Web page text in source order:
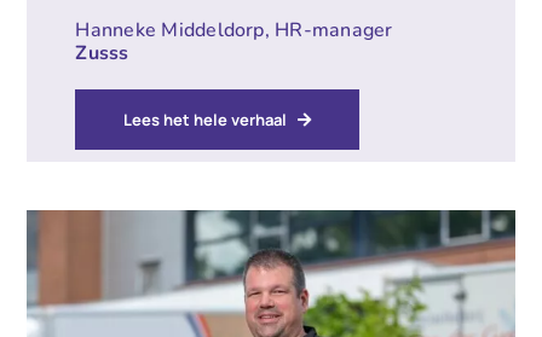
Hanneke Middeldorp, HR-manager
Zusss
Lees het hele verhaal